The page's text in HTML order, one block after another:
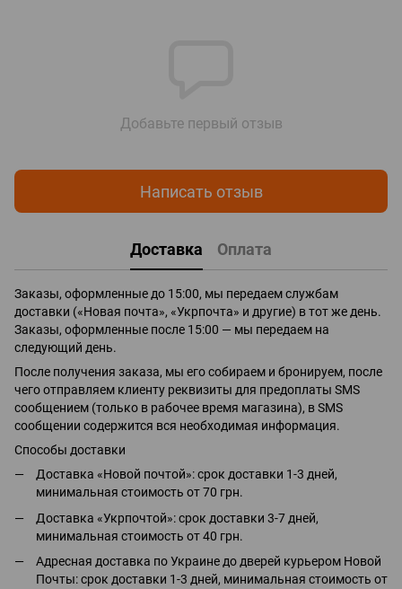
Добавьте первый отзыв
Написать отзыв
Доставка Оплата
Заказы, оформленные до 15:00, мы передаем службам
доставки («Новая почта», «Укрпочта» и другие) в тот же день.
Заказы, оформленные после 15:00 — мы передаем на
следующий день.
После получения заказа, мы его собираем и бронируем, после
чего отправляем клиенту реквизиты для предоплаты SMS
сообщением (только в рабочее время магазина), в SMS
сообщении содержится вся необходимая информация.
Способы доставки
Доставка «Новой почтой»: срок доставки 1-3 дней,
минимальная стоимость от 70 грн.
Доставка «Укрпочтой»: срок доставки 3-7 дней,
минимальная стоимость от 40 грн.
Адресная доставка по Украине до дверей курьером Новой
Почты: срок доставки 1-3 дней, минимальная стоимость от